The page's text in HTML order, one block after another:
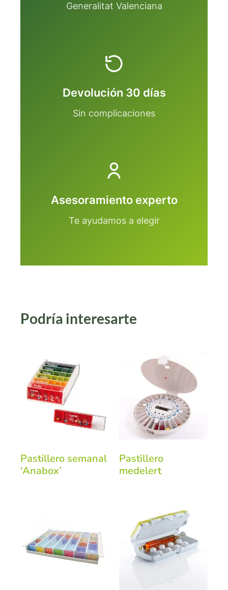
Generalitat Valenciana
Devolución 30 días
Sin complicaciones
Asesoramiento experto
Te ayudamos a elegir
Podría interesarte
Pastillero semanal
‘Anabox’
Pastillero
medelert